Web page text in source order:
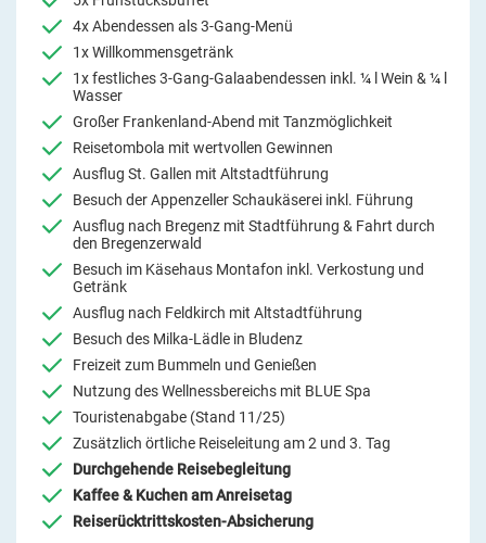
4x Abendessen als 3-Gang-Menü
1x Willkommensgetränk
1x festliches 3-Gang-Galaabendessen inkl. ¼ l Wein & ¼ l
Wasser
Großer Frankenland-Abend mit Tanzmöglichkeit
Reisetombola mit wertvollen Gewinnen
Ausflug St. Gallen mit Altstadtführung
Besuch der Appenzeller Schaukäserei inkl. Führung
Ausflug nach Bregenz mit Stadtführung & Fahrt durch
den Bregenzerwald
Besuch im Käsehaus Montafon inkl. Verkostung und
Getränk
Ausflug nach Feldkirch mit Altstadtführung
Besuch des Milka-Lädle in Bludenz
Freizeit zum Bummeln und Genießen
Nutzung des Wellnessbereichs mit BLUE Spa
Touristenabgabe (Stand 11/25)
Zusätzlich örtliche Reiseleitung am 2 und 3. Tag
Durchgehende Reisebegleitung
Kaffee & Kuchen am Anreisetag
Reiserücktrittskosten-Absicherung